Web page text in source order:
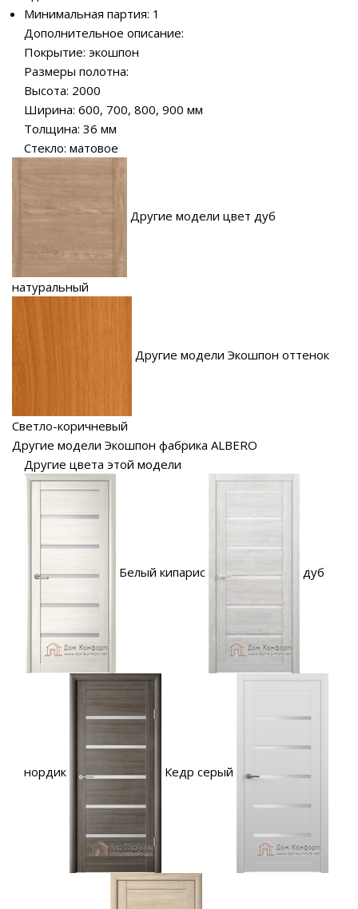
Минимальная партия: 1
Дополнительное описание:
Покрытие: экошпон
Размеры полотна:
Высота: 2000
Ширина: 600, 700, 800, 900 мм
Толщина: 36 мм
Стекло: матовое
Другие модели цвет дуб
натуральный
Другие модели Экошпон оттенок
Светло-коричневый
Другие модели Экошпон фабрика ALBERO
Другие цвета этой модели
Белый кипарис дуб
нордик Кедр серый